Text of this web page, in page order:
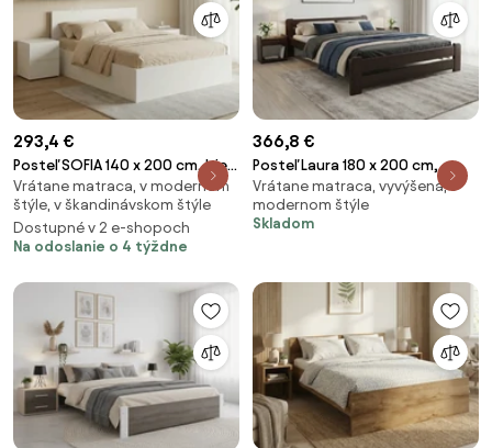
293,4 €
Posteľ SOFIA 140 x 200 cm, biela
Rošt: Bez roštu, Matrac:
Matrac SOMMERA 18 cm
Vrátane matraca, v modernom
štýle, v škandinávskom štýle
Dostupné v 2 e-shopoch
Na odoslanie o 4 týždne
366,8 €
Posteľ Laura 180 x 200 cm,
orech Rošt: Bez roštu, Matrac:
Matrac SOMMERA 18 cm
Vrátane matraca, vyvýšená, v
modernom štýle
Skladom